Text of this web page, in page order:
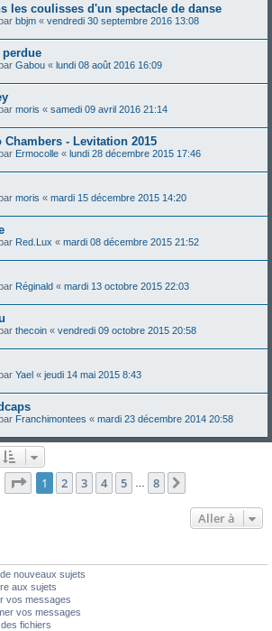
les coulisses d'un spectacle de danse
bbjm « vendredi 30 septembre 2016 13:08
perdue
Gabou « lundi 08 août 2016 16:09
moris « samedi 09 avril 2016 21:14
- Levitation 2015
Ermocolle « lundi 28 décembre 2015 17:46
moris « mardi 15 décembre 2015 14:20
Red.Lux « mardi 08 décembre 2015 21:52
Réginald « mardi 13 octobre 2015 22:03
thecoin « vendredi 09 octobre 2015 20:58
Yael « jeudi 14 mai 2015 8:43
Franchimontees « mardi 23 décembre 2014 20:58
Page 1sur8
1 2 3 4 5 8
Aller à
nouveaux sujets
aux sujets
vos messages
vos messages
fichiers